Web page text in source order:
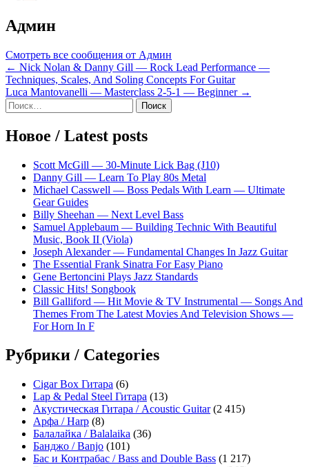
Админ
Смотреть все сообщения от Админ
Навигация
по
записям
← Nick Nolan & Danny Gill — Rock Lead Performance —
Techniques, Scales, And Soling Concepts For Guitar
Luca Mantovanelli — Masterclass 2-5-1 — Beginner →
Sidebar
Найти:
Новое / Latest posts
Scott McGill — 30-Minute Lick Bag (J10)
Danny Gill — Learn To Play 80s Metal
Michael Casswell — Boss Pedals With Learn — Ultimate
Gear Guides
Billy Sheehan — Next Level Bass
Samuel Applebaum — Building Technic With Beautiful
Music, Book II (Viola)
Joseph Alexander — Fundamental Changes In Jazz Guitar
The Essential Frank Sinatra For Easy Piano
Gene Bertoncini Plays Jazz Standards
Classic Hits! Songbook
Bill Galliford — Hit Movie & TV Instrumental — Songs And
Themes From The Latest Movies And Television Shows —
For Horn In F
Рубрики / Categories
Cigar Box Гитара (6)
Lap & Pedal Steel Гитара (13)
Акустическая Гитара / Acoustic Guitar(2 415)
Арфа / Harp (8)
Балалайка / Balalaika (36)
Банджо / Banjo (101)
Бас и Контрабас / Bass and Double Bass (1 217)